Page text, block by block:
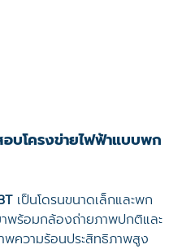
อบโครงข่ายไฟฟ้าแบบพก
เป็นโดรนขนาดเล็กและพก
พร้อมกล้องถ่ายภาพปกติและ
พความร้อนประสิทธิภาพสูง